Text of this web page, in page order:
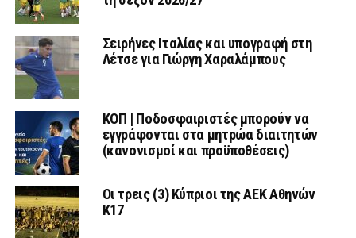
Σειρήνες Ιταλίας και υπογραφή στη
Λέτσε για Γιώργη Χαραλάμπους
ΚΟΠ | Ποδοσφαιριστές μπορούν να
εγγράφονται στα μητρώα διαιτητών
(κανονισμοί και προϋποθέσεις)
Οι τρεις (3) Κύπριοι της ΑΕΚ Αθηνών
Κ17